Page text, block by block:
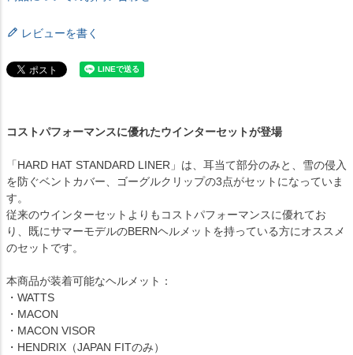
レビューを書く
コストパフォーマンスに優れたウインターセットが登場
「HARD HAT STANDARD LINER」は、耳当て部分のみと、雪の侵入
を防ぐベントカバー、ゴーグルクリップの3点がセットになっていま
す。
従来のウインターセットよりもコストパフォーマンスに優れてお
り、既にサマーモデルのBERNヘルメットを持っている方にオススメ
のセットです。
本商品が装着可能なヘルメット：
・WATTS
・MACON
・MACON VISOR
・HENDRIX（JAPAN FITのみ）